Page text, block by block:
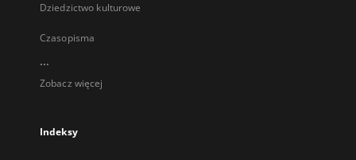
Dziedzictwo kulturowe
Czasopisma
...
Zobacz więcej
Indeksy